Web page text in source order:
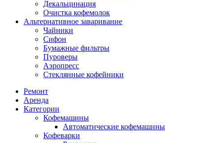
Декальцинация
Очистка кофемолок
Альтернативное заваривание
Чайники
Сифон
Бумажные фильтры
Пуроверы
Аэропресс
Стеклянные кофейники
Ремонт
Аренда
Категории
Кофемашины
Автоматические кофемашины
Кофеварки